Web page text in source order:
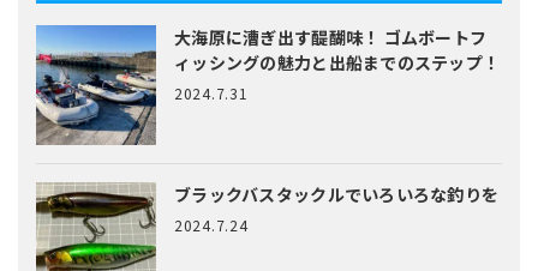
大海原に漕ぎ出す醍醐味！ ゴムボートフ
ィッシングの魅力と出船までのステップ！
2024.7.31
ブラックバスタックルでいろいろな釣りを
2024.7.24